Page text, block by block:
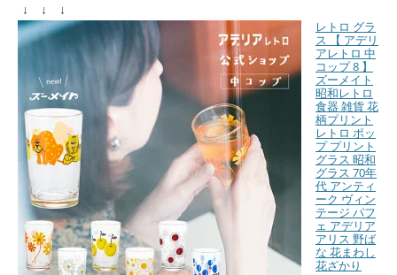
↓ ↓ ↓
レトロ グラ
ス 【 アデリ
アレトロ 中
コップ 8 】
ズーメイト
昭和レトロ
食器 雑貨 花
柄プリント
レトロ ポッ
プ プリント
グラス 昭和
グラス 70年
代 アンティ
ーク ヴィン
テージ パフ
ェ アデリア
アリス 野ば
な 花まわし
花ざかり